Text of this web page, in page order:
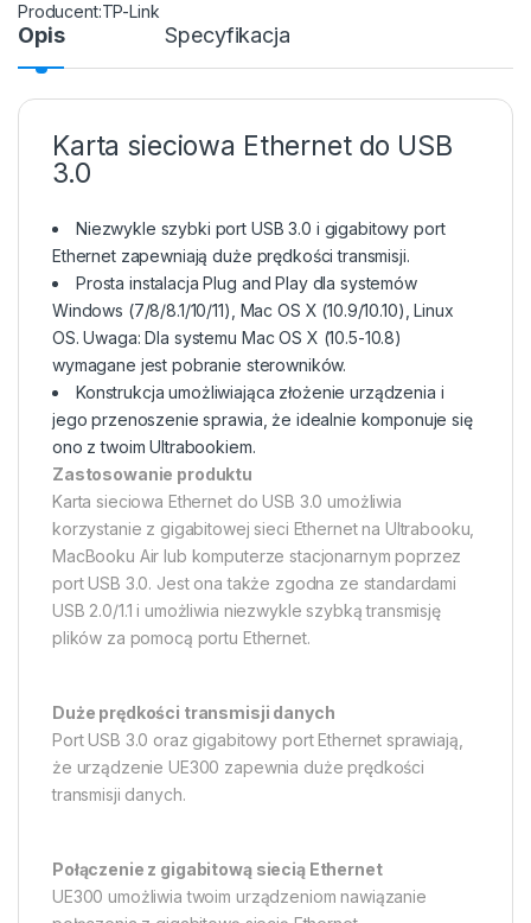
TP-Link
Opis Specyfikacja
Karta sieciowa Ethernet do USB
3.0
Niezwykle szybki port USB 3.0 i gigabitowy port
Ethernet zapewniają duże prędkości transmisji.
Prosta instalacja Plug and Play dla systemów
Windows (7/8/8.1/10/11), Mac OS X (10.9/10.10), Linux
OS. Uwaga: Dla systemu Mac OS X (10.5-10.8)
wymagane jest pobranie sterowników.
Konstrukcja umożliwiająca złożenie urządzenia i
jego przenoszenie sprawia, że idealnie komponuje się
ono z twoim Ultrabookiem.
Zastosowanie produktu
Karta sieciowa Ethernet do USB 3.0 umożliwia
korzystanie z gigabitowej sieci Ethernet na Ultrabooku,
MacBooku Air lub komputerze stacjonarnym poprzez
port USB 3.0. Jest ona także zgodna ze standardami
USB 2.0/1.1 i umożliwia niezwykle szybką transmisję
plików za pomocą portu Ethernet.
Duże prędkości transmisji danych
Port USB 3.0 oraz gigabitowy port Ethernet sprawiają,
że urządzenie UE300 zapewnia duże prędkości
transmisji danych.
Połączenie z gigabitową siecią Ethernet
UE300 umożliwia twoim urządzeniom nawiązanie